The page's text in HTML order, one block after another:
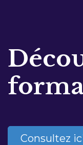
Consultez